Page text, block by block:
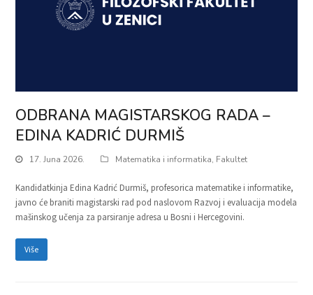
ODBRANA MAGISTARSKOG RADA –
EDINA KADRIĆ DURMIŠ
17. Juna 2026. Matematika i informatika, Fakultet
Kandidatkinja Edina Kadrić Durmiš, profesorica matematike i informatike,
javno će braniti magistarski rad pod naslovom Razvoj i evaluacija modela
mašinskog učenja za parsiranje adresa u Bosni i Hercegovini.
Više